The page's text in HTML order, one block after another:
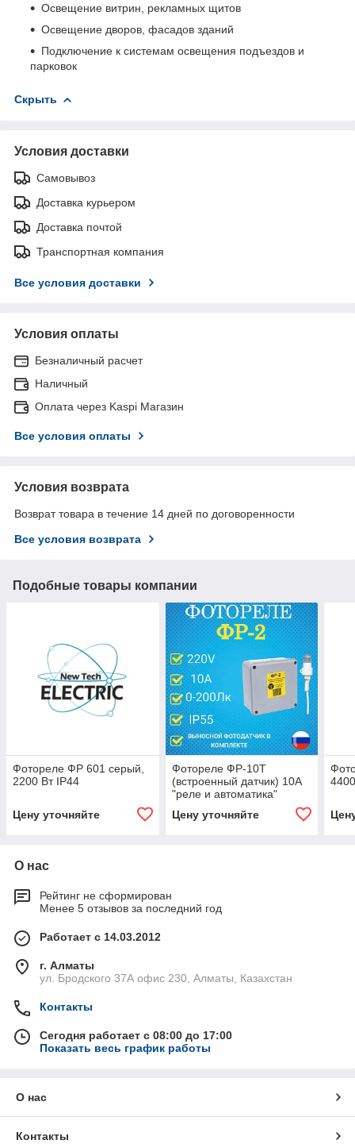
Освещение витрин, рекламных щитов
Освещение дворов, фасадов зданий
Подключение к системам освещения подъездов и
парковок
Скрыть
Условия доставки
Самовывоз
Доставка курьером
Доставка почтой
Транспортная компания
Все условия доставки
Условия оплаты
Безналичный расчет
Наличный
Оплата через Kaspi Магазин
Все условия оплаты
Условия возврата
Возврат товара в течение 14 дней по договоренности
Все условия возврата
Подобные товары компании
Фотореле ФР 601 серый,
2200 Вт IP44
Цену уточняйте
Фотореле ФР-10Т
(встроенный датчик) 10А
"реле и автоматика"
Цену уточняйте
О нас
Рейтинг не сформирован
Менее 5 отзывов за последний год
Работает с 14.03.2012
г. Алматы
ул. Бродского 37А офис 230, Алматы, Казахстан
Контакты
Сегодня работает с 08:00 до 17:00
Показать весь график работы
О нас
Контакты